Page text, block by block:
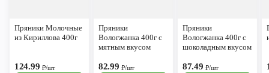
Пряники Молочные
из Кириллова 400г
124.99 ₽/шт
Пряники
Вологжанка 400г с
мятным вкусом
82.99₽/шт
Пряники
Вологжанка 400г с
шоколадным вкусом
87.49₽/шт